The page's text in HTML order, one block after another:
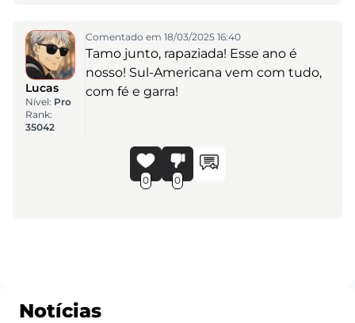
Lucas
Nível: Pro
Rank:
35042
Comentado em 18/03/2025 16:40
Tamo junto, rapaziada! Esse ano é
nosso! Sul-Americana vem com tudo,
com fé e garra!
0 0
Notícias